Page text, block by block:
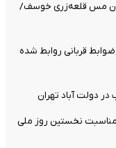
مس قلعه‌زری خوسف/
قربانی روابط شده
دولت آباد تهران
نخستین روز ملی